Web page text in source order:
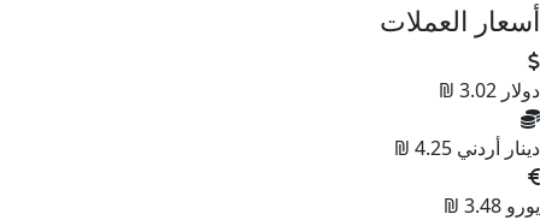
أسعار العملات
دولار 3.02 ₪
دينار أردني 4.25 ₪
يورو 3.48 ₪